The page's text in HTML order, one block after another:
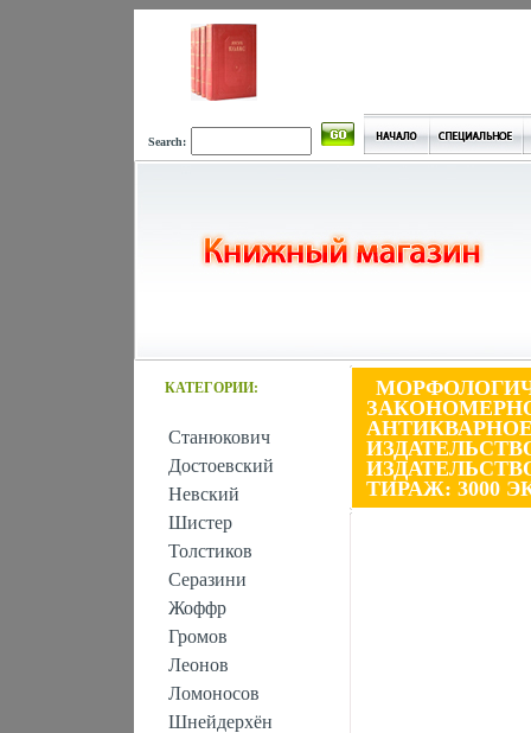
Search:
КАТЕГОРИИ:
Станюкович
Достоевский
Невский
Шистер
Толстиков
Серазини
Жоффр
Громов
Леонов
Ломоносов
Шнейдерхён
ТИРАЖ: 3000